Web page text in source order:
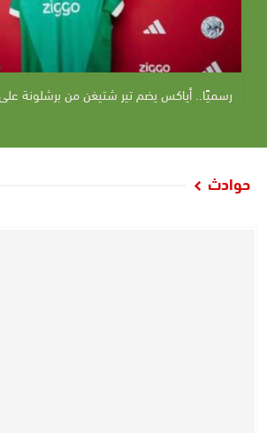
رسميًا.. أياكس يضم تير شتيغن من برشلونة
حوادث